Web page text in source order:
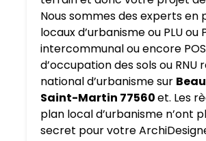
Nous sommes des experts en
locaux d’urbanisme ou PLU ou
intercommunal ou encore
d’occupation des sols ou RNU
national d’urbanisme sur
Saint-Martin 77560et. Les
plan local d’urbanisme n’ont
secret pour votre